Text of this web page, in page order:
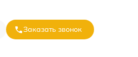
Заказать звонок